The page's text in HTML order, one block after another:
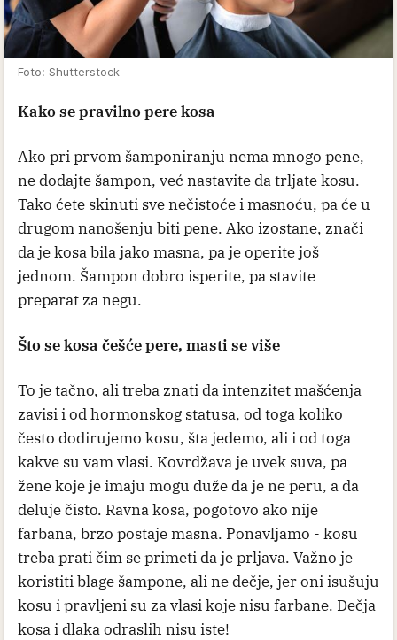
Foto: Shutterstock
Kako se pravilno pere kosa
Ako pri prvom šamponiranju nema mnogo pene,
ne dodajte šampon, već nastavite da trljate kosu.
Tako ćete skinuti sve nečistoće i masnoću, pa će u
drugom nanošenju biti pene. Ako izostane, znači
da je kosa bila jako masna, pa je operite još
jednom. Šampon dobro isperite, pa stavite
preparat za negu.
Što se kosa češće pere, masti se više
To je tačno, ali treba znati da intenzitet mašćenja
zavisi i od hormonskog statusa, od toga koliko
često dodirujemo kosu, šta jedemo, ali i od toga
kakve su vam vlasi. Kovrdžava je uvek suva, pa
žene koje je imaju mogu duže da je ne peru, a da
deluje čisto. Ravna kosa, pogotovo ako nije
farbana, brzo postaje masna. Ponavljamo - kosu
treba prati čim se primeti da je prljava. Važno je
koristiti blage šampone, ali ne dečje, jer oni isušuju
kosu i pravljeni su za vlasi koje nisu farbane. Dečja
kosa i dlaka odraslih nisu iste!